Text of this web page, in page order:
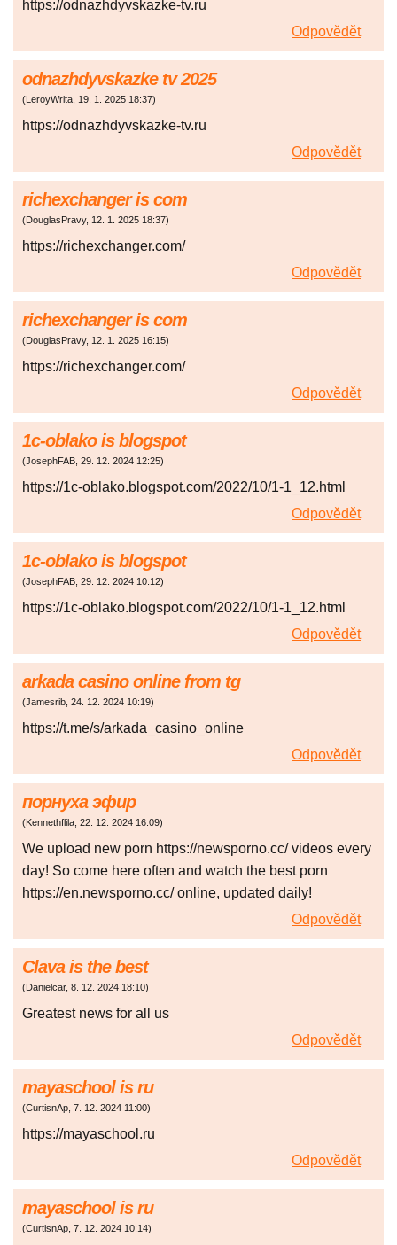
https://odnazhdyvskazke-tv.ru
Odpovědět
odnazhdyvskazke tv 2025
(LeroyWrita, 19. 1. 2025 18:37)
https://odnazhdyvskazke-tv.ru
Odpovědět
richexchanger is com
(DouglasPravy, 12. 1. 2025 18:37)
https://richexchanger.com/
Odpovědět
richexchanger is com
(DouglasPravy, 12. 1. 2025 16:15)
https://richexchanger.com/
Odpovědět
1c-oblako is blogspot
(JosephFAB, 29. 12. 2024 12:25)
https://1c-oblako.blogspot.com/2022/10/1-1_12.html
Odpovědět
1c-oblako is blogspot
(JosephFAB, 29. 12. 2024 10:12)
https://1c-oblako.blogspot.com/2022/10/1-1_12.html
Odpovědět
arkada casino online from tg
(Jamesrib, 24. 12. 2024 10:19)
https://t.me/s/arkada_casino_online
Odpovědět
порнуха эфир
(Kennethflila, 22. 12. 2024 16:09)
We upload new porn https://newsporno.cc/ videos every
day! So come here often and watch the best porn
https://en.newsporno.cc/ online, updated daily!
Odpovědět
Clava is the best
(Danielcar, 8. 12. 2024 18:10)
Greatest news for all us
Odpovědět
mayaschool is ru
(CurtisnAp, 7. 12. 2024 11:00)
https://mayaschool.ru
Odpovědět
mayaschool is ru
(CurtisnAp, 7. 12. 2024 10:14)